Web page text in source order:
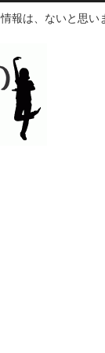
報は、ないと思い